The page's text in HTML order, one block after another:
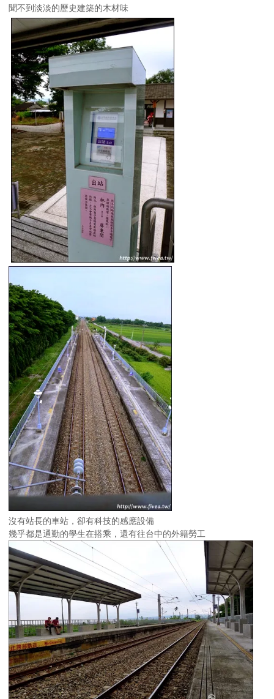
聞不到淡淡的歷史建築的木材味
沒有站長的車站，卻有科技的感應設備
幾乎都是通勤的學生在搭乘，還有往台中的外籍勞工